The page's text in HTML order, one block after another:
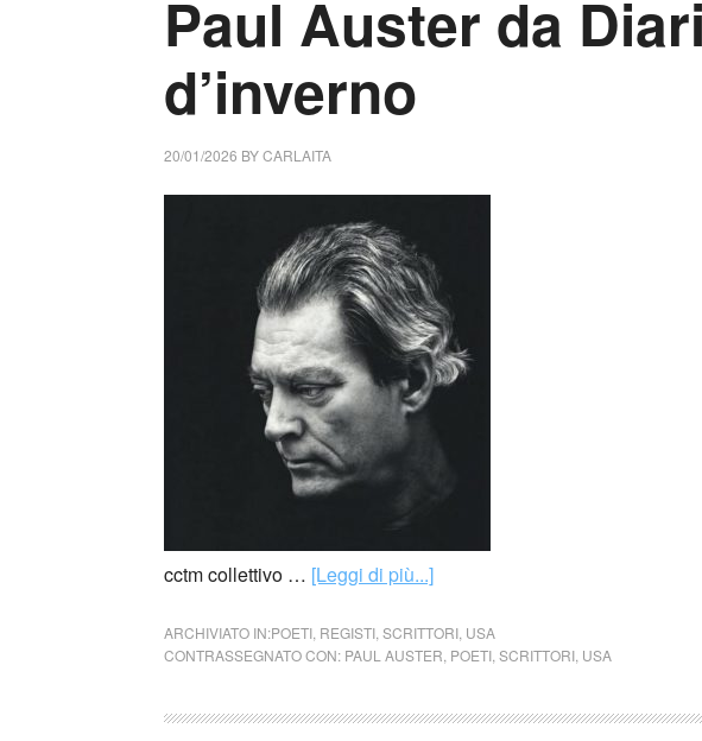
Paul Auster da
d’inverno
20/01/2026 BYCARLAITA
cctm collettivo … [Leggi di più...]
ARCHIVIATO IN:POETI REGISTI SCRITTORI USA
CONTRASSEGNATO CON: PAUL AUSTER POETI SCRITTORI USA